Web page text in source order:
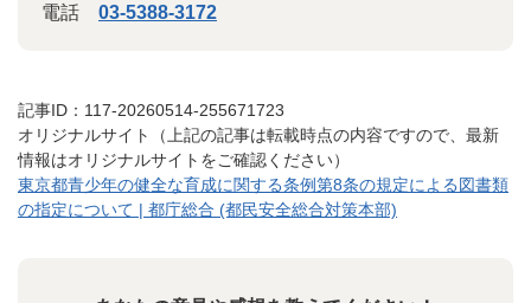
電話 03-5388-3172
記事ID：117-20260514-255671723
オリジナルサイト（上記の記事は転載時点の内容ですので、最新
情報はオリジナルサイトをご確認ください）
東京都青少年の健全な育成に関する条例第8条の規定による図書類
の指定について | 都庁総合 (都民安全総合対策本部)